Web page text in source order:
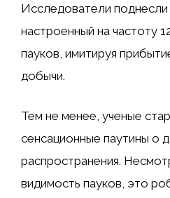
Исследователи поднесли
настроенный на частоту
пауков, имитируя
добычи.
Тем не менее, ученые
сенсационные паутины о
распространения.
видимость пауков, это